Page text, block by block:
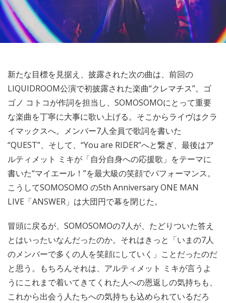
新たな目標を見据え、披露された次の曲は、前回の
LIQUIDROOM公演で初披露された楽曲“クレマチス”。ゴ
ゴノ コトコが作詞を担当し、SOMOSOMOにとって重要
な楽曲を丁寧に大事に歌い上げる。そこからライヴはクラ
イマックスへ。メンバー7人全員で歌詞を書いた
“QUEST”、そして、“You are RIDER”へと繋ぎ、最後はア
ルティメット ミキが「自分自身への応援歌」をテーマに
書いた“マイエール！”を最大級の笑顔でパフォーマンス。
こうしてSOMOSOMO の5th Anniversary ONE MAN
LIVE「ANSWER」は大団円で幕を閉じた。
冒頭に戻るが、SOMOSOMOの7人が、たどりついた答え
とはいったいなんだったのか。それはきっと「いまの7人
のメンバーで多くの人を笑顔にしていく」ことだったのだ
と思う。もちろんそれは、アルティメット ミキが言うよ
うにこれまで着いてきてくれた人への恩返しの気持ちも、
これから出会う人たちへの気持ちも込められているだろ